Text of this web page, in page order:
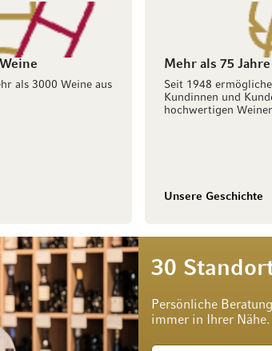
als 3000 Weine aus
Mehr als 75
Seit 1948
Kundinnen und
hochwertigen
Unsere Geschichte
30
Persönliche
immer in Ihrer Nähe.